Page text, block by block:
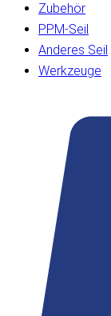
Zubehör
PPM-Seil
Anderes Seil
Werkzeuge